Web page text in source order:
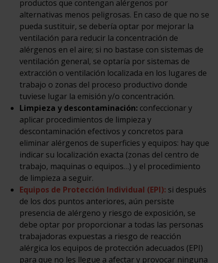
productos que contengan alérgenos por
alternativas menos peligrosas. En caso de que no se
pueda sustituir, se debería optar por mejorar la
ventilación para reducir la concentración de
alérgenos en el aire; si no bastase con sistemas de
ventilación general, se optaría por sistemas de
extracción o ventilación localizada en los lugares de
trabajo o zonas del proceso productivo donde
tuviese lugar la emisión y/o concentración.
Limpieza y descontaminación: confeccionar y
aplicar procedimientos de limpieza y
descontaminación efectivos y concretos para
eliminar alérgenos de superficies y equipos: hay que
indicar su localización exacta (zonas del centro de
trabajo, maquinas o equipos…) y el procedimiento
de limpieza a seguir.
Equipos de Protección Individual (EPI): si después
de los dos puntos anteriores, aún persiste
presencia de alérgeno y riesgo de exposición, se
debe optar por proporcionar a todas las personas
trabajadoras expuestas a riesgo de reacción
alérgica los equipos de protección adecuados (EPI)
para que no les llegue a afectar y provocar ninguna